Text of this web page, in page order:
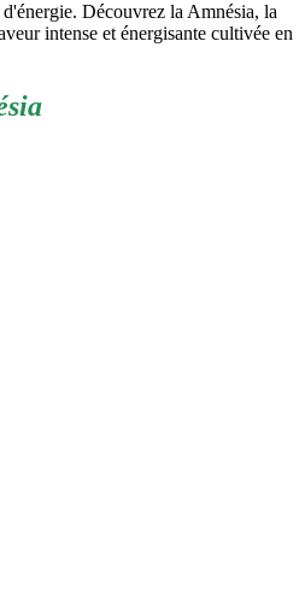
Découvrez la Amnésia, la
intense et énergisante cultivée en